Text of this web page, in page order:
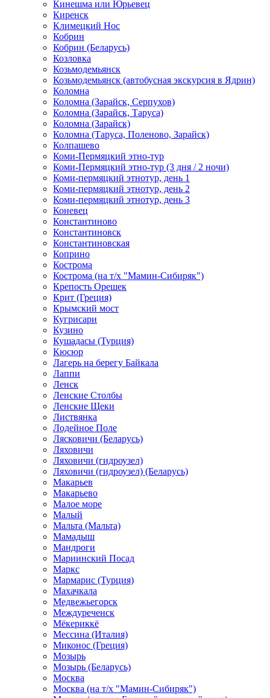
Кинешма или Юрьевец
Киренск
Климецкий Нос
Кобрин
Кобрин (Беларусь)
Козловка
Козьмодемьянск
Козьмодемьянск (автобусная экскурсия в Ядрин)
Коломна
Коломна (Зарайск, Серпухов)
Коломна (Зарайск, Таруса)
Коломна (Зарайск)
Коломна (Таруса, Поленово, Зарайск)
Колпашево
Коми-Пермяцкий этно-тур
Коми-Пермяцкий этно-тур (3 дня / 2 ночи)
Коми-пермяцкий этнотур, день 1
Коми-пермяцкий этнотур, день 2
Коми-пермяцкий этнотур, день 3
Коневец
Константиново
Константиновск
Константиновская
Коприно
Кострома
Кострома (на т/х "Мамин-Сибиряк")
Крепость Орешек
Крит (Греция)
Крымский мост
Кугрисари
Кузино
Кушадасы (Турция)
Кюсюр
Лагерь на берегу Байкала
Лаппи
Ленск
Ленские Столбы
Ленские Щеки
Листвянка
Лодейное Поле
Лясковичи (Беларусь)
Ляховичи
Ляховичи (гидроузел)
Ляховичи (гидроузел) (Беларусь)
Макарьев
Макарьево
Малое море
Малый
Мальта (Мальта)
Мамадыш
Мандроги
Мариинский Посад
Маркс
Мармарис (Турция)
Махачкала
Медвежьегорск
Междуреченск
Мёкериккё
Мессина (Италия)
Миконос (Греция)
Мозырь
Мозырь (Беларусь)
Москва
Москва (на т/х "Мамин-Сибиряк")